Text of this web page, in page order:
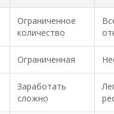
Ограниченное
количество
Ограниченная
Заработать
сложно